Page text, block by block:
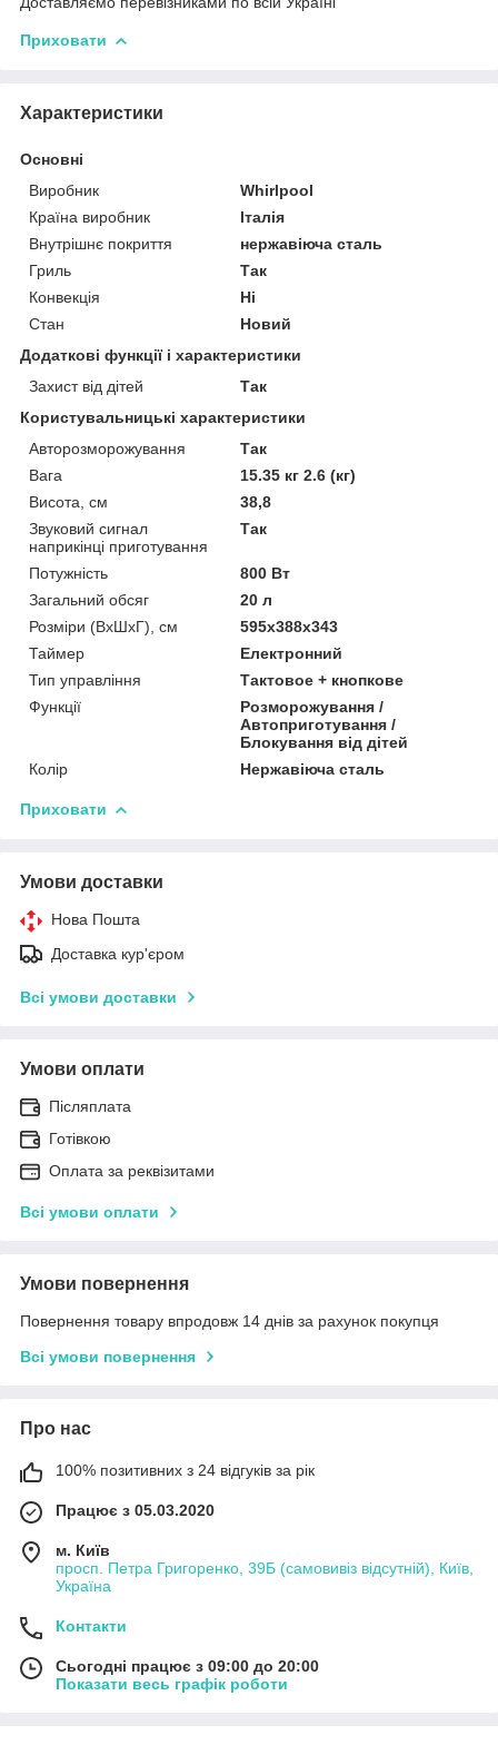
Приховати
Характеристики
Основні
Виробник
Whirlpool
Країна виробник
Італія
Внутрішнє покриття
нержавіюча сталь
Гриль
Так
Конвекція
Ні
Стан
Новий
Додаткові функції і характеристики
Захист від дітей
Так
Користувальницькі характеристики
Авторозморожування
Так
Вага
15.35 кг 2.6 (кг)
Висота, см
38,8
Звуковий сигнал
наприкінці приготування
Так
Потужність
800 Вт
Загальний обсяг
20 л
Розміри (ВхШхГ), см
595x388x343
Таймер
Електронний
Тип управління
Тактовое + кнопкове
Функції
Розморожування /
Автоприготування /
Блокування від дітей
Колір
Нержавіюча сталь
Приховати
Умови доставки
Нова Пошта
Доставка кур'єром
Всі умови доставки
Умови оплати
Післяплата
Готівкою
Оплата за реквізитами
Всі умови оплати
Умови повернення
Повернення товару впродовж 14 днів за рахунок покупця
Всі умови повернення
Про нас
100% позитивних з 24 відгуків за рік
Працює з 05.03.2020
м. Київ
просп. Петра Григоренко, 39Б (самовивіз відсутній), Київ,
Україна
Контакти
Сьогодні працює з 09:00 до 20:00
Показати весь графік роботи